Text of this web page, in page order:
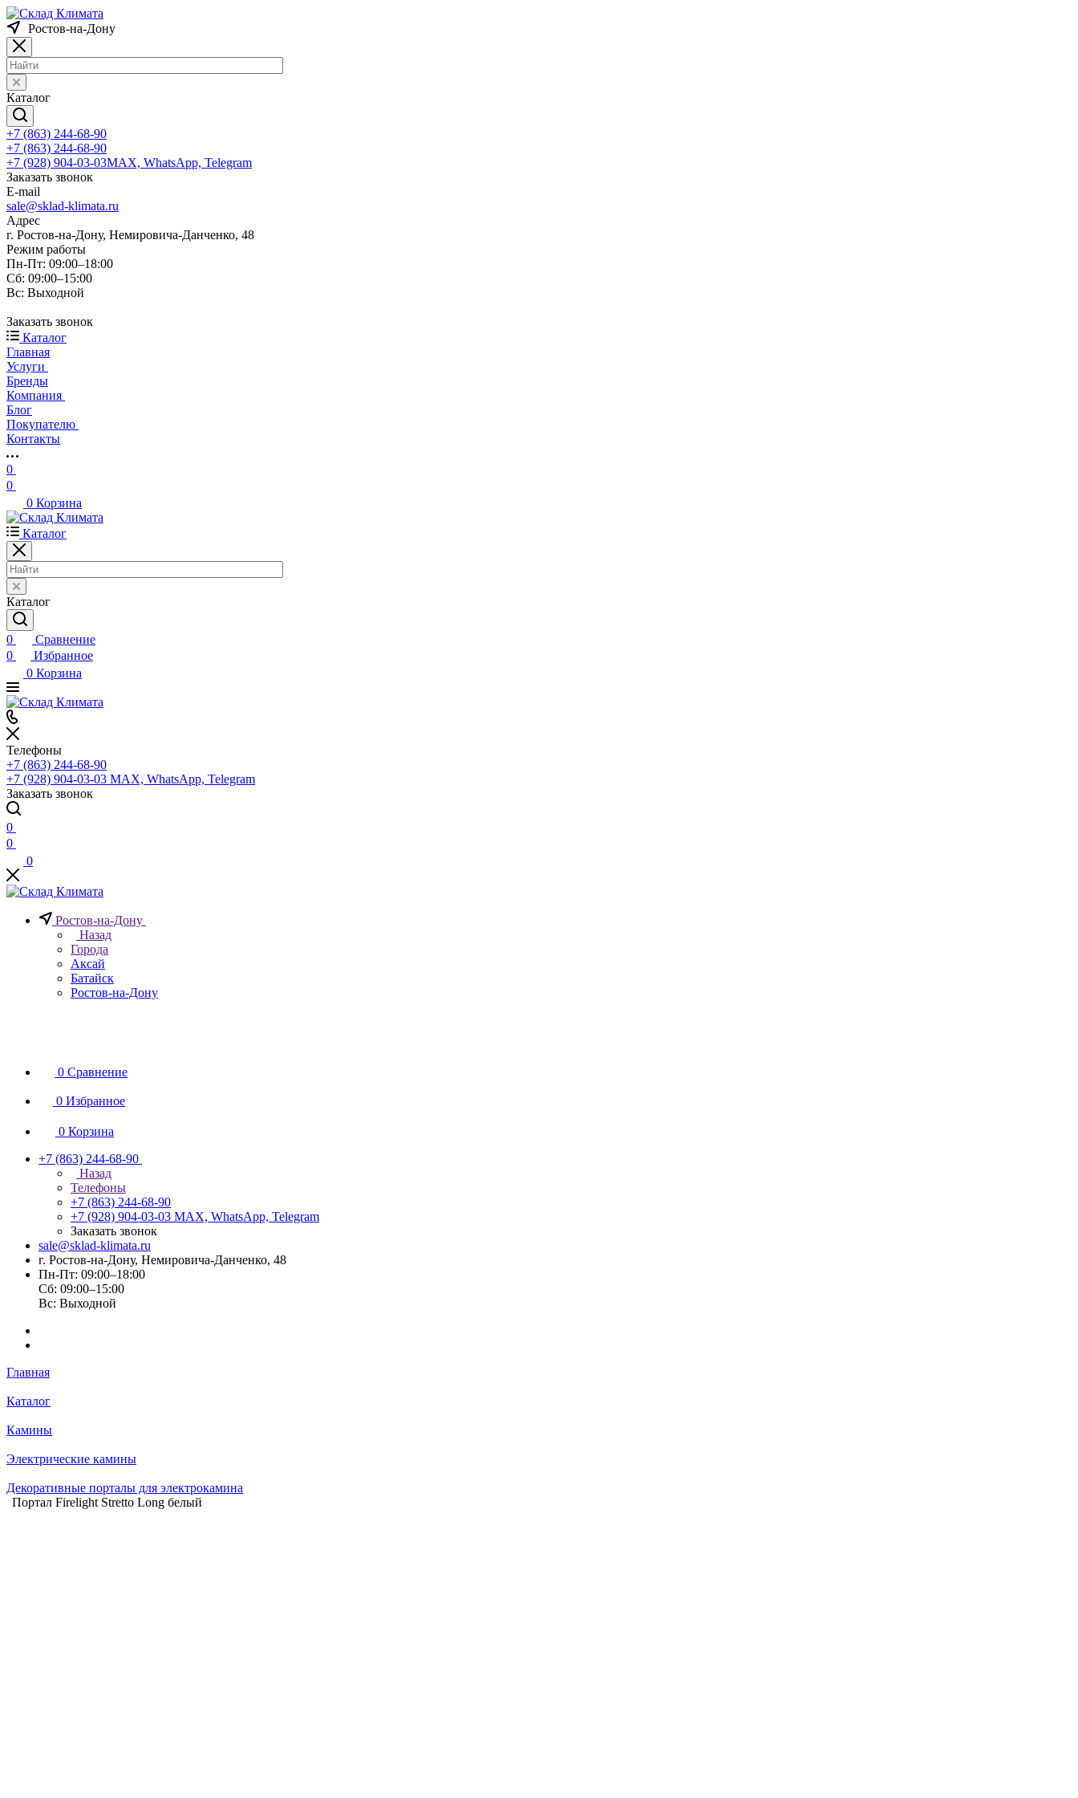
Ростов-на-Дону
Каталог
+7 (863) 244-68-90
+7 (863) 244-68-90
+7 (928) 904-03-03MAX, WhatsApp, Telegram
Заказать звонок
E-mail
sale@sklad-klimata.ru
Адрес
г. Ростов-на-Дону, Немировича-Данченко, 48
Режим работы
Пн-Пт: 09:00–18:00
Сб: 09:00–15:00
Вс: Выходной
Заказать звонок
Каталог
Главная
Услуги
Бренды
Компания
Блог
Покупателю
Контакты
0
0
0 Корзина
Каталог
Каталог
0
Сравнение
0
Избранное
0 Корзина
Телефоны
+7 (863) 244-68-90
+7 (928) 904-03-03 MAX, WhatsApp, Telegram
Заказать звонок
0
0
0
Ростов-на-Дону
Назад
Города
Аксай
Батайск
Ростов-на-Дону
0 Сравнение
0 Избранное
0 Корзина
+7 (863) 244-68-90
Назад
Телефоны
+7 (863) 244-68-90
+7 (928) 904-03-03 MAX, WhatsApp, Telegram
Заказать звонок
sale@sklad-klimata.ru
г. Ростов-на-Дону, Немировича-Данченко, 48
Пн-Пт: 09:00–18:00
Сб: 09:00–15:00
Вс: Выходной
Главная
Каталог
Камины
Электрические камины
Декоративные порталы для электрокамина
Портал Firelight Stretto Long белый